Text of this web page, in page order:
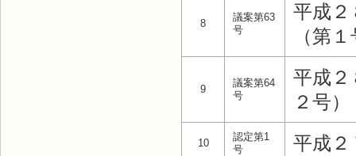
8
議案第63
号
平成２
（第
9
議案第64
号
平成２
２号）
10
認定第1
号
平成２